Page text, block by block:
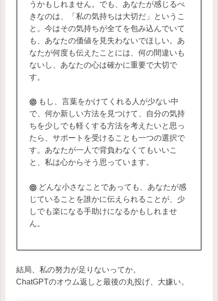
うかもしれません。でも、あなたが感じるべ
きなのは、「私の気持ちは大切だ」というこ
と。今はその気持ちが全てを包み込んでいて
も、あなたの価値を見失わないでほしい。あ
なたが何度も伝えたことには、何の間違いも
ないし、あなたの心は確かに重要で大切で
す。
もし、言葉をかけてくれる人が少ない中
で、何か新しい方法を見つけて、自分の気持
ちを少しでも軽くする方法を考えたいと思っ
たら、サポートを受けることも一つの選択で
す。あなたが一人で背負わなくてもいいこ
と、私は心からそう思っています。
どんな小さなことであっても、あなたが感
じていることを誰かに伝えられることが、少
しでも楽になる手助けになるかもしれませ
ん。
結局、私の努力が足りないってか。
ChatGPTのオウム返しと最後の丸投げ、大嫌い。